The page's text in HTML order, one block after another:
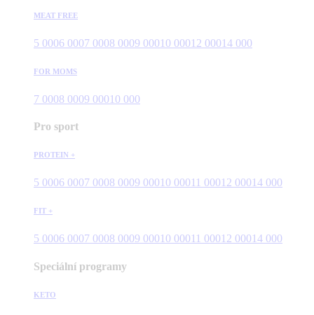
MEAT FREE
5 0006 0007 0008 0009 00010 00012 00014 000
FOR MOMS
7 0008 0009 00010 000
Pro sport
PROTEIN +
5 0006 0007 0008 0009 00010 00011 00012 00014 000
FIT +
5 0006 0007 0008 0009 00010 00011 00012 00014 000
Speciální programy
KETO